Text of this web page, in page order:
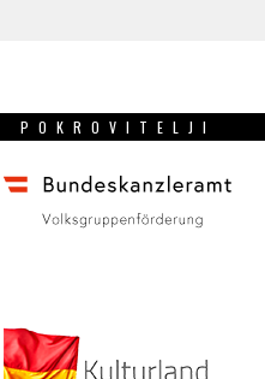
POKROVITELJI